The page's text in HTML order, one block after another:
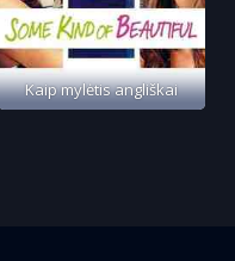
Kaip mylėtis angliškai